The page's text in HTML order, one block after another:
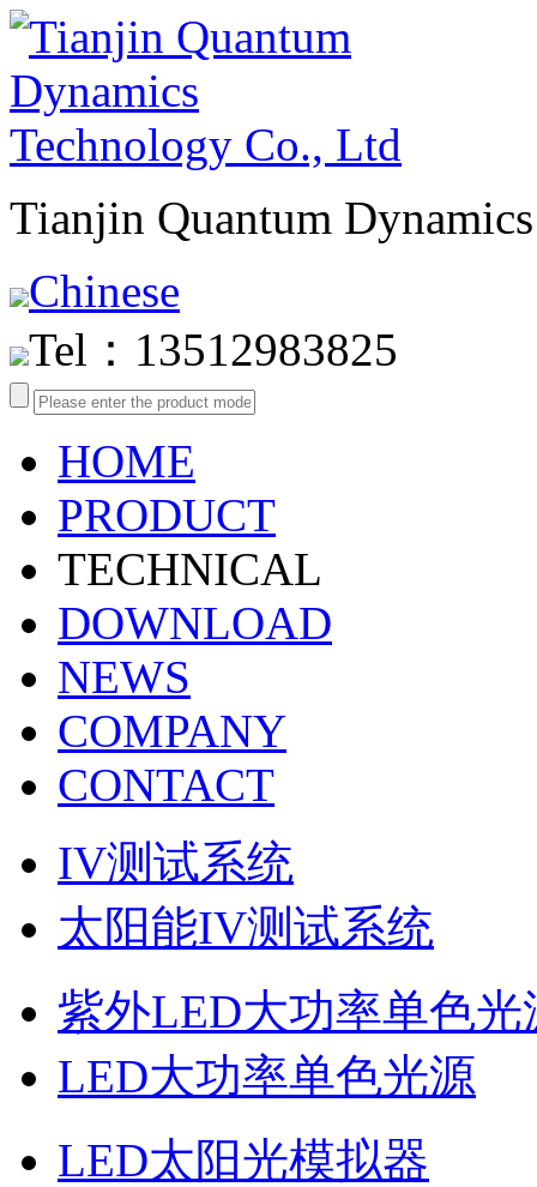
Tianjin Quantum
Chinese
Tel：13512983825
HOME
PRODUCT
TECHNICAL
DOWNLOAD
NEWS
COMPANY
CONTACT
IV测试系统
太阳能IV测试系统
紫外LED大功率单色光
LED大功率单色光源
LED太阳光模拟器